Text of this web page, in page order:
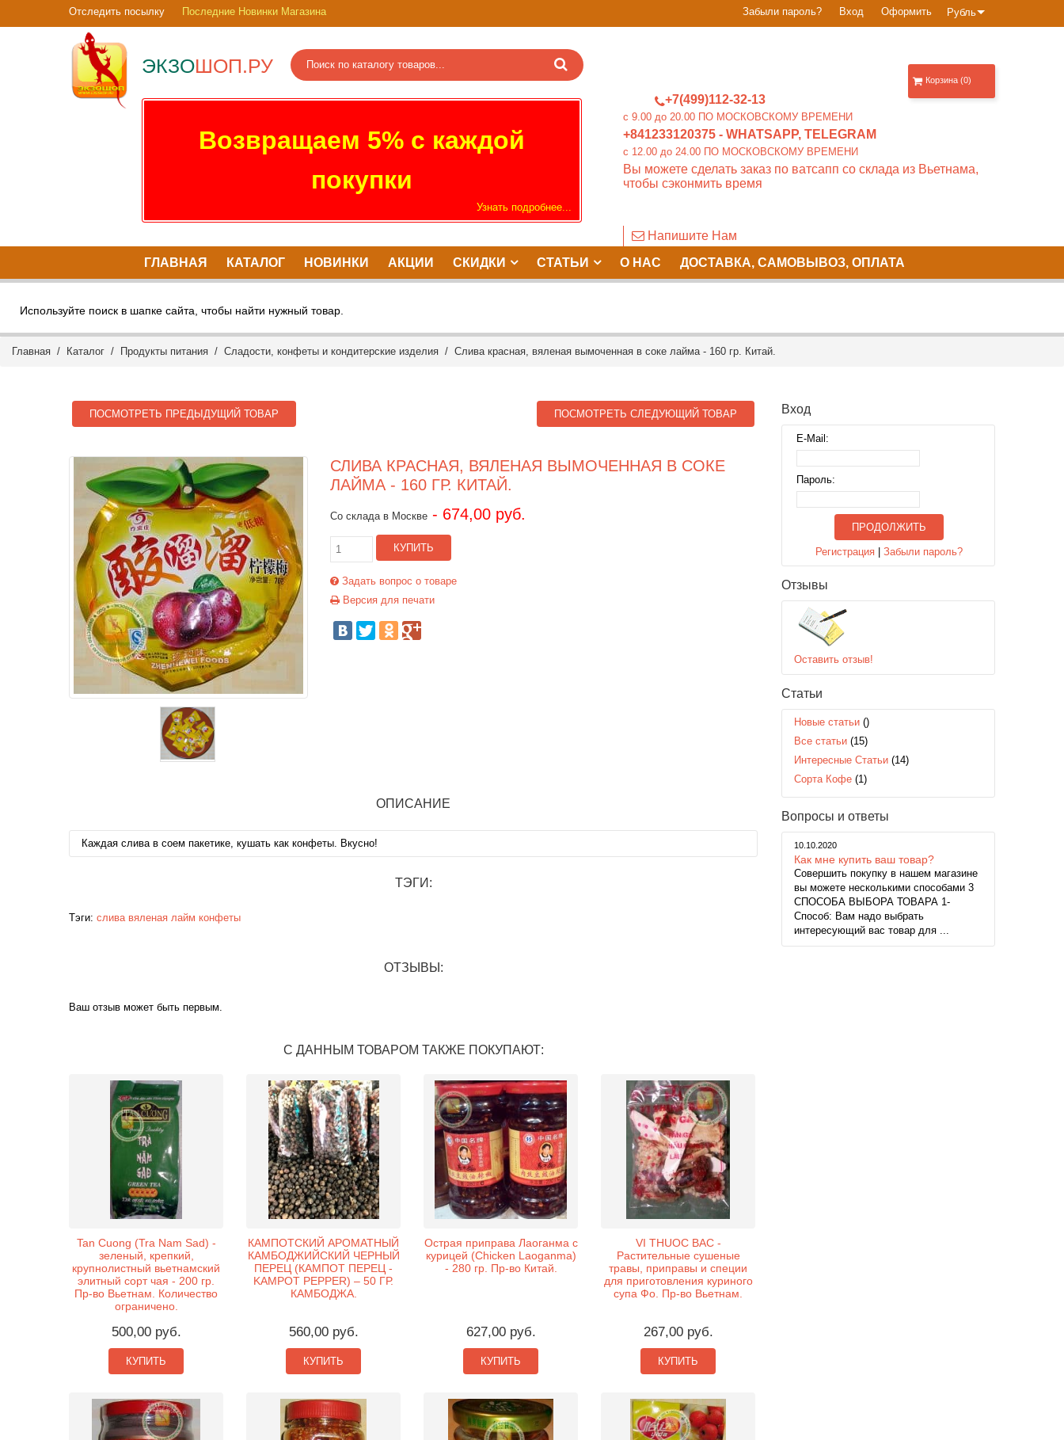
Рубль
Забыли пароль? Вход Оформить
Отследить посылку Последние Новинки Магазина
ЭКЗОШОП.РУ
+7(499)112-32-13
c 9.00 до 20.00 ПО МОСКОВСКОМУ ВРЕМЕНИ
+841233120375 - WHATSAPP, TELEGRAM
c 12.00 до 24.00 ПО МОСКОВСКОМУ ВРЕМЕНИ
Вы можете сделать заказ по ватсапп со склада из Вьетнама,
чтобы сэконмить время
Напишите Нам
Возвращаем 5% с каждой
покупки
Узнать подробнее...
Корзина (0)
ГЛАВНАЯ КАТАЛОГ НОВИНКИ АКЦИИ СКИДКИ СТАТЬИ О НАС ДОСТАВКА, САМОВЫВОЗ, ОПЛАТА
Используйте поиск в шапке сайта, чтобы найти нужный товар.
Главная / Каталог / Продукты питания / Сладости, конфеты и кондитерские изделия / Слива красная, вяленая вымоченная в соке лайма - 160 гр. Китай.
ПОСМОТРЕТЬ ПРЕДЫДУЩИЙ ТОВАР ПОСМОТРЕТЬ СЛЕДУЮЩИЙ ТОВАР
СЛИВА КРАСНАЯ, ВЯЛЕНАЯ ВЫМОЧЕННАЯ В СОКЕ
ЛАЙМА - 160 ГР. КИТАЙ.
Со склада в Москве - 674,00 руб.
КУПИТЬ
Задать вопрос о товаре
Версия для печати
ОПИСАНИЕ
Каждая слива в соем пакетике, кушать как конфеты. Вкусно!
ТЭГИ:
Тэги: слива вяленая лайм конфеты
ОТЗЫВЫ:
Ваш отзыв может быть первым.
С ДАННЫМ ТОВАРОМ ТАКЖЕ ПОКУПАЮТ:
Tan Cuong (Tra Nam Sad) -
зеленый, крепкий,
крупнолистный вьетнамский
элитный сорт чая - 200 гр.
Пр-во Вьетнам. Количество
ограничено.
500,00 руб.
КУПИТЬ
КАМПОТСКИЙ АРОМАТНЫЙ
КАМБОДЖИЙСКИЙ ЧЕРНЫЙ
ПЕРЕЦ (КАМПОТ ПЕРЕЦ -
KAMPOT PEPPER) – 50 ГР.
КАМБОДЖА.
560,00 руб.
КУПИТЬ
Острая приправа Лаоганма с
курицей (Chicken Laoganma)
- 280 гр. Пр-во Китай.
627,00 руб.
КУПИТЬ
VI THUOC BAC -
Растительные сушеные
травы, приправы и специи
для приготовления куриного
супа Фо. Пр-во Вьетнам.
267,00 руб.
КУПИТЬ
Вход
E-Mail:
Пароль:
ПРОДОЛЖИТЬ
Регистрация |Забыли пароль?
Отзывы
Оставить отзыв!
Статьи
Новые статьи ()
Все статьи (15)
Интересные Статьи (14)
Сорта Кофе (1)
Вопросы и ответы
10.10.2020
Как мне купить ваш товар?
Совершить покупку в нашем магазине
вы можете несколькими способами 3
СПОСОБА ВЫБОРА ТОВАРА 1-
Способ: Вам надо выбрать
интересующий вас товар для ...